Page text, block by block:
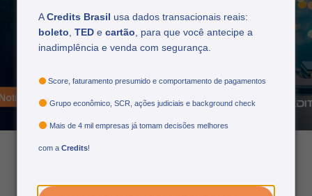
ACredits Brasil usa dados transacionais reais:
boleto TED e cartão , para que você antecipe a
inadimplência e venda com segurança.
Score, faturamento presumido e comportamento de pagamentos
Grupo econômico, SCR, ações judiciais e background check
Mais de 4 mil empresas já tomam decisões melhores
com a Credits!
prontidão ao Banco
Central e mira mercado
duplicatas escriturais